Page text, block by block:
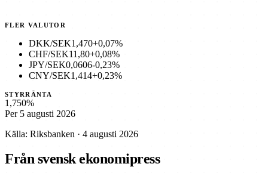
FLER VALUTOR
DKK/SEK1,470+0,07%
CHF/SEK11,80+0,08%
JPY/SEK0,0606-0,23%
CNY/SEK1,414+0,23%
STYRRÄNTA
1,750%
Per 5 augusti 2026
Källa: Riksbanken · 4 augusti 2026
Från svensk ekonomipress